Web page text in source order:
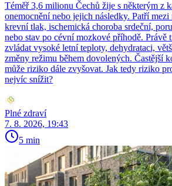
Téměř 3,6 milionu Čechů žije s některým z
onemocnění nebo jejich následky. Patří
krevní tlak, ischemická choroba srdeční,
nebo stav po cévní mozkové příhodě. Právě
zvládat vysoké letní teploty, dehydrataci,
změny režimu během dovolených. Častější
může riziko dále zvyšovat. Jak tedy riziko
nejvíc snížit?
Plné zdraví
7. 8. 2026, 19:43
5 min